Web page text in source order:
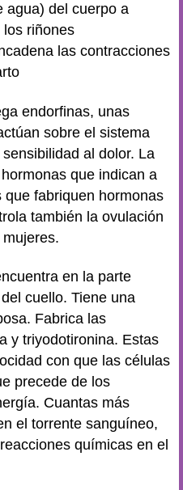
agua) del cuerpo a
riñones
las contracciones
endorfinas, unas
sobre el sistema
al dolor. La
que indican a
fabriquen hormonas
también la ovulación
en la parte
cuello. Tiene una
Fabrica las
y triyodotironina. Estas
con que las células
precede de los
Cuantas más
el torrente sanguíneo,
químicas en el